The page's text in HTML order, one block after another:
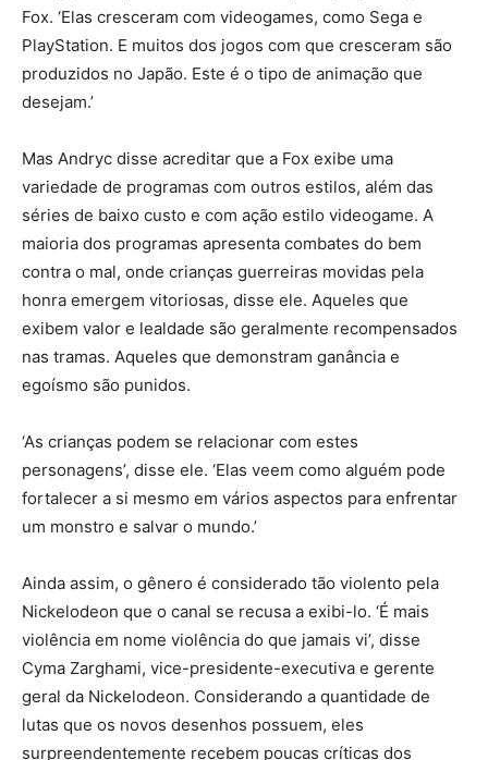
Fox. ‘Elas cresceram com videogames, como Sega e
PlayStation. E muitos dos jogos com que cresceram são
produzidos no Japão. Este é o tipo de animação que
desejam.’
Mas Andryc disse acreditar que a Fox exibe uma
variedade de programas com outros estilos, além das
séries de baixo custo e com ação estilo videogame. A
maioria dos programas apresenta combates do bem
contra o mal, onde crianças guerreiras movidas pela
honra emergem vitoriosas, disse ele. Aqueles que
exibem valor e lealdade são geralmente recompensados
nas tramas. Aqueles que demonstram ganância e
egoísmo são punidos.
‘As crianças podem se relacionar com estes
personagens’, disse ele. ‘Elas veem como alguém pode
fortalecer a si mesmo em vários aspectos para enfrentar
um monstro e salvar o mundo.’
Ainda assim, o gênero é considerado tão violento pela
Nickelodeon que o canal se recusa a exibi-lo. ‘É mais
violência em nome violência do que jamais vi’, disse
Cyma Zarghami, vice-presidente-executiva e gerente
geral da Nickelodeon. Considerando a quantidade de
lutas que os novos desenhos possuem, eles
surpreendentemente recebem poucas críticas dos